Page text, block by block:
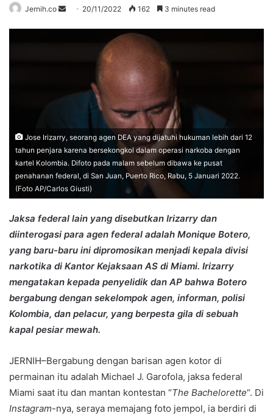
Jernih.co
Send 20/11/2022 162 3 minutes read
Jose Irizarry, seorang agen DEA yang dijatuhi hukuman lebih dari 12
tahun penjara karena bersekongkol dalam operasi narkoba dengan
kartel Kolombia. Difoto pada malam sebelum dibawa ke pusat
penahanan federal, di San Juan, Puerto Rico, Rabu, 5 Januari 2022.
(Foto AP/Carlos Giusti)
Jaksa federal lain yang disebutkan Irizarry dan
diinterogasi para agen federal adalah Monique Botero,
yang baru-baru ini dipromosikan menjadi kepala divisi
narkotika di Kantor Kejaksaan AS di Miami. Irizarry
mengatakan kepada penyelidik dan AP bahwa Botero
bergabung dengan sekelompok agen, informan, polisi
Kolombia, dan pelacur, yang berpesta gila di sebuah
kapal pesiar mewah.
JERNIH–Bergabung dengan barisan agen kotor di
permainan itu adalah Michael J. Garofola, jaksa federal
Miami saat itu dan mantan kontestan “The Bachelorette“. Di
Instagram-nya, seraya memajang foto jempol, ia berdiri di